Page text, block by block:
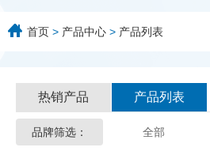
首页 > 产品中心 > 产品列表
热销产品 产品列表
品牌筛选： 全部